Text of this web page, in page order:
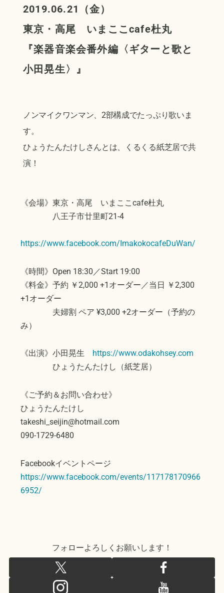
2019.06.21（金）
東京・高尾 いまここcafe杜丸
『楽器音楽会番外編〈ギターと歌と
小田晃生〉』
ノンマイクワンマン、2部構成でたっぷり歌いま
す。
ひょうたんたけしさんとは、くるくる紙芝居で共
演！
《会場》東京・高尾 いまここcafe杜丸
八王子市廿里町21-4
https://www.facebook.com/ImakokocafeDuWan/
《時間》Open 18:30／Start 19:00
《料金》予約 ￥2,000 +1オーダー／当日 ￥2,300
+1オーダー
夫婦割 ペア ¥3,000 +2オーダー（予約の
み）
《出演》小田晃生 https://www.odakohsey.com
ひょうたんたけし（紙芝居）
《ご予約＆お問い合わせ》
ひょうたんたけし
takeshi_seijin@hotmail.com
090-1729-6480
Facebookイベントページ
https://www.facebook.com/events/117178170966
6952/
フォローよろしくお願いします！